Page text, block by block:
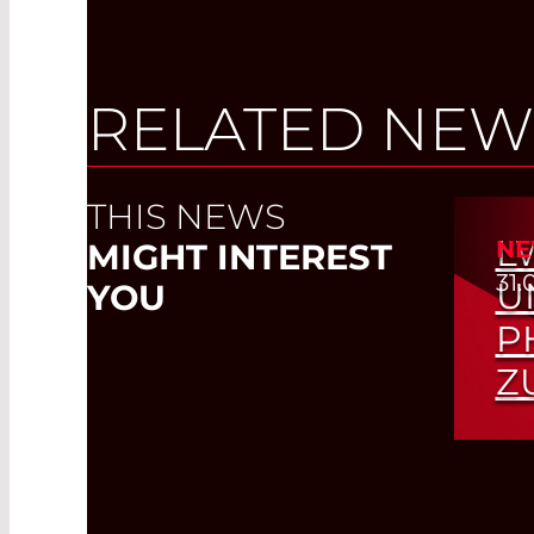
RELATED
THIS NEWS
MIGHT INTEREST
YOU